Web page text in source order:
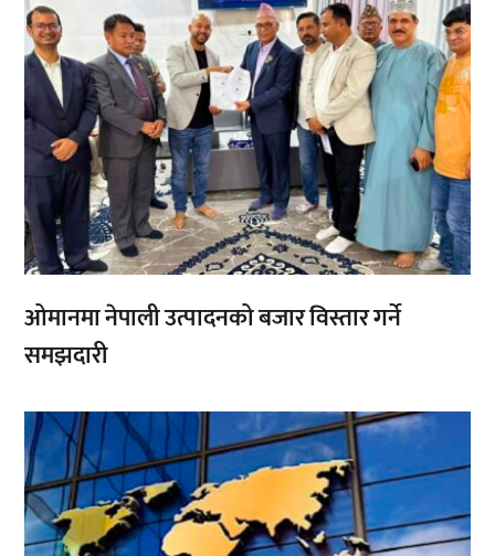
ओमानमा नेपाली उत्पादनको बजार विस्तार गर्ने
समझदारी